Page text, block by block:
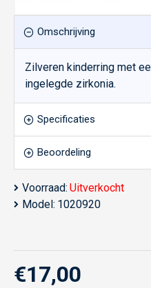
Omschrijving
Zilveren kinderring met
ingelegde zirkonia.
Specificaties
Beoordeling
Voorraad: Uitverkocht
Model: 1020920
€17,00